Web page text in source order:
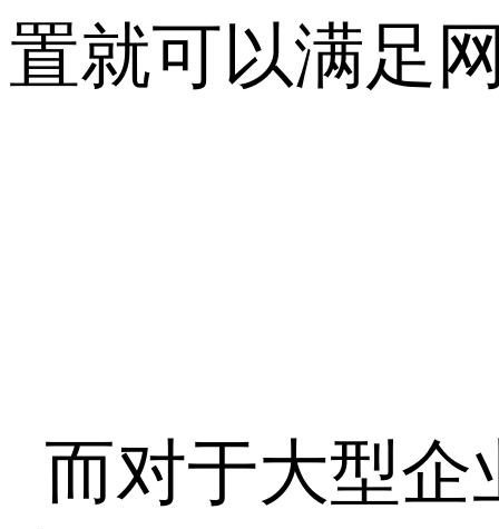
置就可以满足
而对于大型企